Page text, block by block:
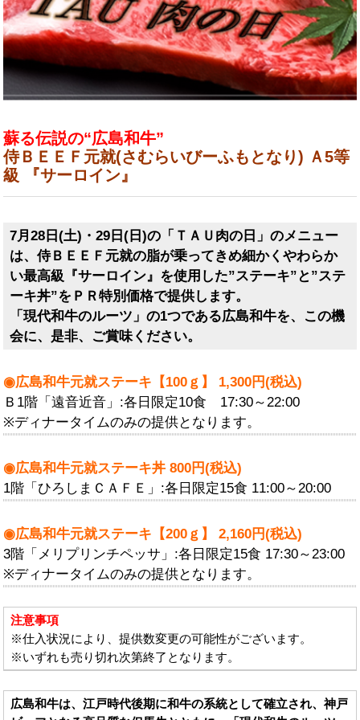
蘇る伝説の“広島和牛”
侍ＢＥＥＦ元就(さむらいびーふもとなり) Ａ5等
級 『サーロイン』
7月28日(土)・29日(日)の「ＴＡＵ肉の日」のメニュー
は、侍ＢＥＥＦ元就の脂が乗ってきめ細かくやわらか
い最高級『サーロイン』を使用した”ステーキ”と”ステ
ーキ丼”をＰＲ特別価格で提供します。
「現代和牛のルーツ」の1つである広島和牛を、この機
会に、是非、ご賞味ください。
◉広島和牛元就ステーキ【100ｇ】 1,300円(税込)
Ｂ1階「遠音近音」:各日限定10食 17:30～22:00
※ディナータイムのみの提供となります。
◉広島和牛元就ステーキ丼 800円(税込)
1階「ひろしまＣＡＦＥ」:各日限定15食 11:00～20:00
◉広島和牛元就ステーキ【200ｇ】 2,160円(税込)
3階「メリプリンチペッサ」:各日限定15食 17:30～23:00
※ディナータイムのみの提供となります。
注意事項
※仕入状況により、提供数変更の可能性がございます。
※いずれも売り切れ次第終了となります。
広島和牛は、江戸時代後期に和牛の系統として確立され、神戸